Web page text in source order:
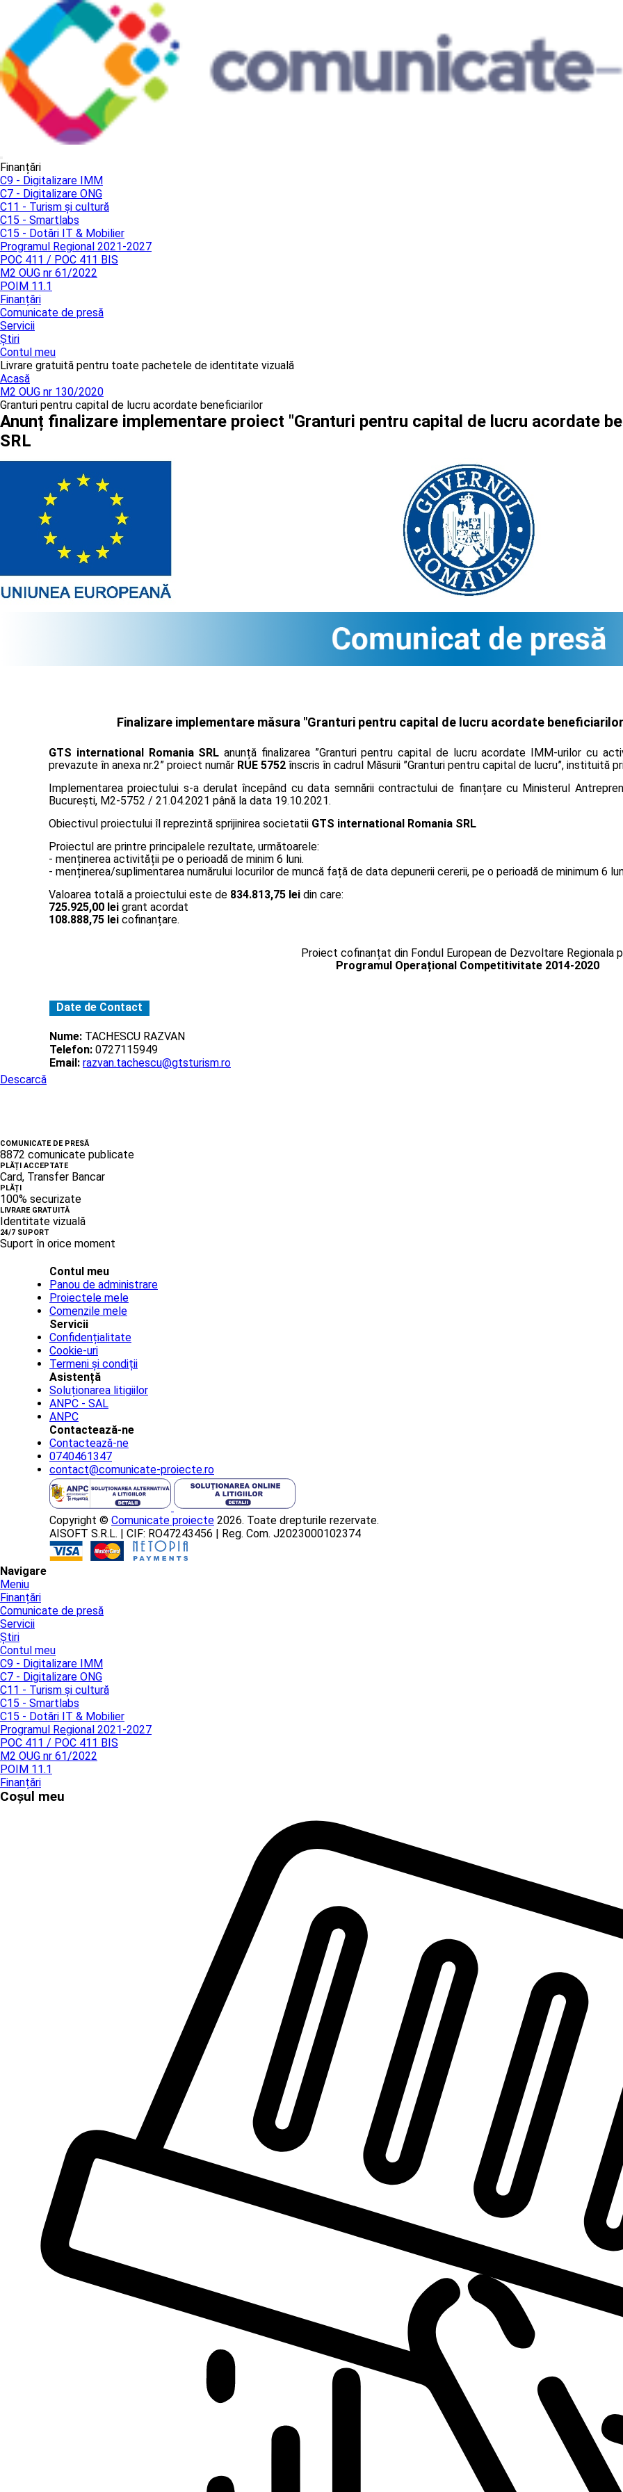
Finanțări
C9 - Digitalizare IMM
C7 - Digitalizare ONG
C11 - Turism și cultură
C15 - Smartlabs
C15 - Dotări IT & Mobilier
Programul Regional 2021-2027
POC 411 / POC 411 BIS
M2 OUG nr 61/2022
POIM 11.1
Finanțări
Comunicate de presă
Servicii
Știri
Contul meu
Livrare gratuită pentru toate pachetele de identitate vizuală
Acasă
M2 OUG nr 130/2020
Granturi pentru capital de lucru acordate beneficiarilor
Anunț finalizare implementare proiect "Granturi pentru capital de lucru acordate
SRL
Finalizare implementare măsura "Granturi pentru capital de lucru acordate
GTS international Romania SRL anunță finalizarea ”Granturi pentru capital de lucru acordate IMM-urilor cu
prevazute în anexa nr.2” proiect număr RUE 5752 înscris în cadrul Măsurii ”Granturi pentru capital de lucru”, instituită
Implementarea proiectului s-a derulat începând cu data semnării contractului de finanțare cu Ministerul
București, M2-5752 / 21.04.2021 până la data 19.10.2021.
Obiectivul proiectului îl reprezintă sprijinirea societatii GTS international Romania SRL
Proiectul are printre principalele rezultate, următoarele:
- menținerea activității pe o perioadă de minim 6 luni.
- menținerea/suplimentarea numărului locurilor de muncă față de data depunerii cererii, pe o perioadă de minimum 6
Valoarea totală a proiectului este de 834.813,75 lei din care:
725.925,00 lei grant acordat
108.888,75 lei cofinanțare.
Proiect cofinanțat din Fondul European de Dezvoltare Regionala
Programul Operațional Competitivitate 2014-2020
Date de Contact
Nume: TACHESCU RAZVAN
Telefon: 0727115949
Email: razvan.tachescu@gtsturism.ro
Descarcă
COMUNICATE DE PRESĂ
8872 comunicate publicate
PLĂȚI ACCEPTATE
Card, Transfer Bancar
PLĂȚI
100% securizate
LIVRARE GRATUITĂ
Identitate vizuală
24/7 SUPORT
Suport în orice moment
Contul meu
Panou de administrare
Proiectele mele
Comenzile mele
Servicii
Confidențialitate
Cookie-uri
Termeni și condiții
Asistență
Soluționarea litigiilor
ANPC - SAL
ANPC
Contactează-ne
Contactează-ne
0740461347
contact@comunicate-proiecte.ro
Copyright © Comunicate proiecte 2026. Toate drepturile rezervate.
AISOFT S.R.L. | CIF: RO47243456 | Reg. Com. J2023000102374
Navigare
Meniu
Finanțări
Comunicate de presă
Servicii
Știri
Contul meu
C9 - Digitalizare IMM
C7 - Digitalizare ONG
C11 - Turism și cultură
C15 - Smartlabs
C15 - Dotări IT & Mobilier
Programul Regional 2021-2027
POC 411 / POC 411 BIS
M2 OUG nr 61/2022
POIM 11.1
Finanțări
Coșul meu